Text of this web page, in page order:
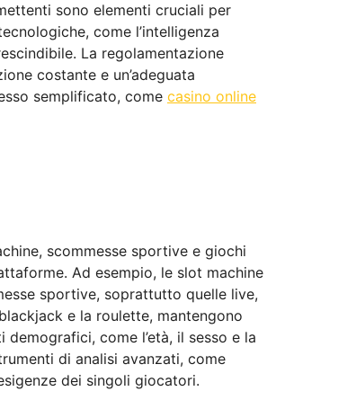
sono elementi cruciali per
come l’intelligenza
La regolamentazione
costante e un’adeguata
semplificato, come casino online
scommesse sportive e giochi
Ad esempio, le slot machine
sportive, soprattutto quelle live,
e la roulette, mantengono
come l’età, il sesso e la
di analisi avanzati, come
dei singoli giocatori.